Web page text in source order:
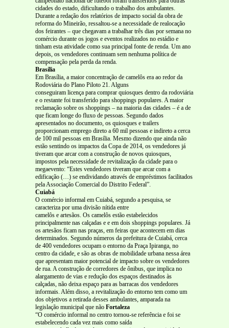
cidades do estado, dificultando o trabalho dos ambulantes.
Durante a redação dos relatórios de impacto social da obra de
reforma do Mineirão, ressaltou-se a necessidade de realocação
dos feirantes – que chegavam a trabalhar três dias por semana no
comércio durante os jogos e eventos realizados no estádio e
tinham esta atividade como sua principal fonte de renda. Um ano
depois, os vendedores continuam sem nenhuma política de
compensação pela perda da renda.
Brasília
Em Brasília, a maior concentração de camelôs era ao redor da
Rodoviária do Plano Piloto 21. Alguns
conseguiram licença para comprar quiosques dentro da rodoviária
e o restante foi transferido para shoppings populares. A maior
reclamação sobre os shoppings – na maioria das cidades – é a de
que ficam longe do fluxo de pessoas. Segundo dados
apresentados no documento, os quiosques e trailers
proporcionam emprego direto a 60 mil pessoas e indireto a cerca
de 100 mil pessoas em Brasília. Mesmo dizendo que ainda não
estão sentindo os impactos da Copa de 2014, os vendedores já
tiveram que arcar com a construção de novos quiosques,
impostos pela necessidade de revitalização da cidade para o
megaevento: “Estes vendedores tiveram que arcar com a
edificação (…) se endividando através de empréstimos facilitados
pela Associação Comercial do Distrito Federal”.
Cuiabá
O comércio informal em Cuiabá, segundo a pesquisa, se
caracteriza por uma divisão nítida entre
camelôs e artesãos. Os camelôs estão estabelecidos
principalmente nas calçadas e e em dois shoppings populares. Já
os artesãos ficam nas praças, em feiras que acontecem em dias
determinados. Segundo números da prefeitura de Cuiabá, cerca
de 400 vendedores ocupam o entorno da Praça Ipiranga, no
centro da cidade, e são as obras de mobilidade urbana nessa área
que apresentam maior potencial de impacto sobre os vendedores
de rua. A construção de corredores de ônibus, que implica no
alargamento de vias e redução dos espaços destinados às
calçadas, não deixa espaço para as barracas dos vendedores
informais. Além disso, a revitalização do entorno tem como um
dos objetivos a retirada desses ambulantes, amparada na
legislação municipal que não Fortaleza
“O comércio informal no centro tornou-se referência e foi se
estabelecendo cada vez mais como saída